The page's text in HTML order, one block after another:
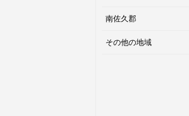
南佐久郡
その他の地域